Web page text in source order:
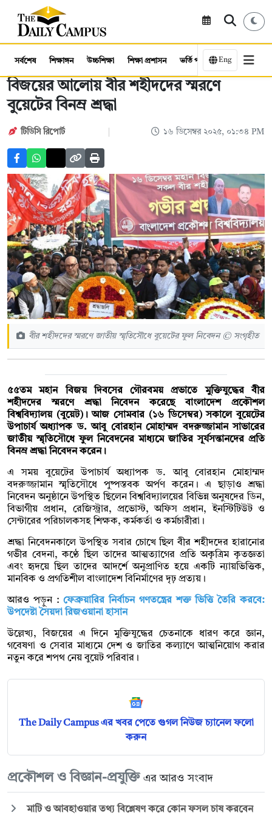
সর্বশেষ শিক্ষাঙ্গন উচ্চশিক্ষা শিক্ষা প্রশাসন ভর্তি পরীক্ষা কর্মসংস্থান
Eng
বিজয়ের আলোয় বীর শহীদদের স্মরণে
বুয়েটের বিনম্র শ্রদ্ধা
টিডিসি রিপোর্ট ১৬ ডিসেম্বর ২০২৫, ০১:৩৪ PM
বীর শহীদদের স্মরণে জাতীয় স্মৃতিসৌধে বুয়েটের ফুল নিবেদন © সংগৃহীত
৫৫তম মহান বিজয় দিবসের গৌরবময় প্রভাতে মুক্তিযুদ্ধের বীর
শহীদদের স্মরণে শ্রদ্ধা নিবেদন করেছে বাংলাদেশ প্রকৌশল
বিশ্ববিদ্যালয় (বুয়েট)। আজ সোমবার (১৬ ডিসেম্বর) সকালে বুয়েটের
উপাচার্য অধ্যাপক ড. আবু বোরহান মোহাম্মদ বদরুজ্জামান সাভারের
জাতীয় স্মৃতিসৌধে ফুল নিবেদনের মাধ্যমে জাতির সূর্যসন্তানদের প্রতি
বিনম্র শ্রদ্ধা নিবেদন করেন।
এ সময় বুয়েটের উপাচার্য অধ্যাপক ড. আবু বোরহান মোহাম্মদ
বদরুজ্জামান স্মৃতিসৌধে পুষ্পস্তবক অর্পণ করেন। এ ছাড়াও শ্রদ্ধা
নিবেদন অনুষ্ঠানে উপস্থিত ছিলেন বিশ্ববিদ্যালয়ের বিভিন্ন অনুষদের ডিন,
বিভাগীয় প্রধান, রেজিস্ট্রার, প্রভোস্ট, অফিস প্রধান, ইনস্টিটিউট ও
সেন্টারের পরিচালকসহ শিক্ষক, কর্মকর্তা ও কর্মচারীরা।
শ্রদ্ধা নিবেদনকালে উপস্থিত সবার চোখে ছিল বীর শহীদদের হারানোর
গভীর বেদনা, কণ্ঠে ছিল তাদের আত্মত্যাগের প্রতি অকৃত্রিম কৃতজ্ঞতা
এবং হৃদয়ে ছিল তাদের আদর্শে অনুপ্রাণিত হয়ে একটি ন্যায়ভিত্তিক,
মানবিক ও প্রগতিশীল বাংলাদেশ বিনির্মাণের দৃঢ় প্রত্যয়।
আরও পড়ুন :ফেব্রুয়ারির নির্বাচন গণতন্ত্রের শক্ত ভিত্তি তৈরি করবে:
উপদেষ্টা সৈয়দা রিজওয়ানা হাসান
উল্লেখ্য, বিজয়ের এ দিনে মুক্তিযুদ্ধের চেতনাকে ধারণ করে জ্ঞান,
গবেষণা ও সেবার মাধ্যমে দেশ ও জাতির কল্যাণে আত্মনিয়োগ করার
নতুন করে শপথ নেয় বুয়েট পরিবার।
The Daily Campus এর খবর পেতে গুগল নিউজ চ্যানেল ফলো
করুন
প্রকৌশল ও বিজ্ঞান-প্রযুক্তি এর আরও সংবাদ
মাটি ও আবহাওয়ার তথ্য বিশ্লেষণ করে কোন ফসল চাষ করবেন